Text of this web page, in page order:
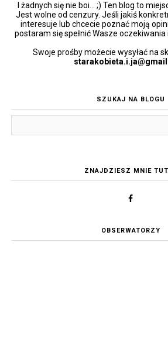
I żadnych się nie boi... ;) Ten blog to
Jest wolne od cenzury. Jeśli jakiś
interesuje lub chcecie poznać moją
postaram się spełnić Wasze
Swoje prośby możecie wysyłać na
SZUKAJ NA BLOGU
ZNAJDZIESZ MNIE
OBSERWATORZY